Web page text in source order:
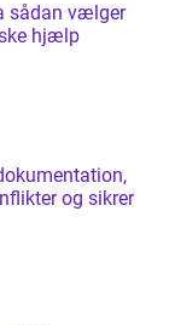
hjælp
og sikrer